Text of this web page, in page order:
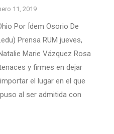
11, 2019
Por Ídem Osorio De
Prensa RUM jueves,
Marie Vázquez Rosa
y firmes en dejar
el lugar en el que
al ser admitida con